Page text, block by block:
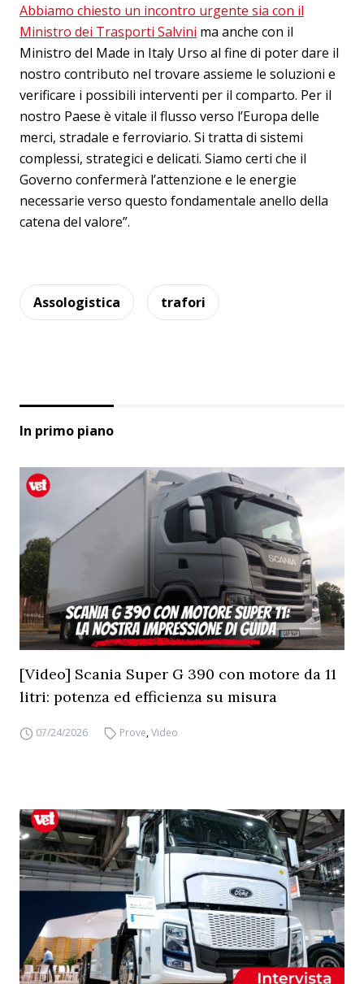
Abbiamo chiesto un incontro urgente sia con il
Ministro dei Trasporti Salvini ma anche con il
Ministro del Made in Italy Urso al fine di poter dare il
nostro contributo nel trovare assieme le soluzioni e
verificare i possibili interventi per il comparto. Per il
nostro Paese è vitale il flusso verso l’Europa delle
merci, stradale e ferroviario. Si tratta di sistemi
complessi, strategici e delicati. Siamo certi che il
Governo confermerà l’attenzione e le energie
necessarie verso questo fondamentale anello della
catena del valore”.
Assologistica trafori
In primo piano
[Video] Scania Super G 390 con motore da 11
litri: potenza ed efficienza su misura
07/24/2026 Prove,Video